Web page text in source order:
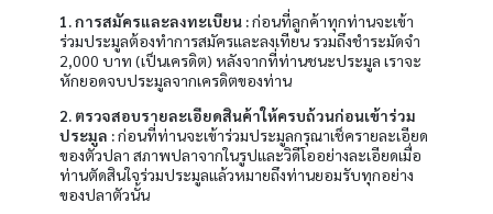
1. การสมัครและลงทะเบียน :ก่อนที่ลูกค้าทุกท่านจะเข้า
ร่วมประมูลต้องทำการสมัครและลงเทียน รวมถึงชำระมัดจำ
2,000 บาท (เป็นเครดิต) หลังจากที่ท่านชนะประมูล เราจะ
หักยอดจบประมูลจากเครดิตของท่าน
2. ตรวจสอบรายละเอียดสินค้าให้ครบถ้วนก่อนเข้าร่วม
ประมูล :ก่อนที่ท่านจะเข้าร่วมประมูลกรุณาเช็ครายละเอียด
ของตัวปลา สภาพปลาจากในรูปและวิดีโออย่างละเอียดเมื่อ
ท่านตัดสินใจร่วมประมูลแล้วหมายถึงท่านยอมรับทุกอย่าง
ของปลาตัวนั้น